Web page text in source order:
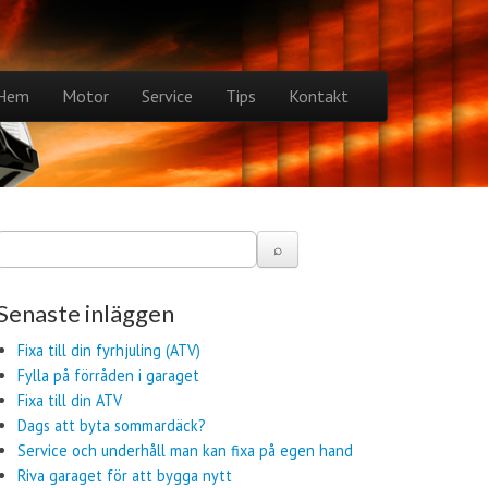
menuMotor Service Tips Kontakt
inläggen
Fixa till din fyrhjuling (ATV)
Fylla på förråden i garaget
Fixa till din ATV
Dags att byta sommardäck?
Service och underhåll man kan fixa på egen hand
Riva garaget för att bygga nytt